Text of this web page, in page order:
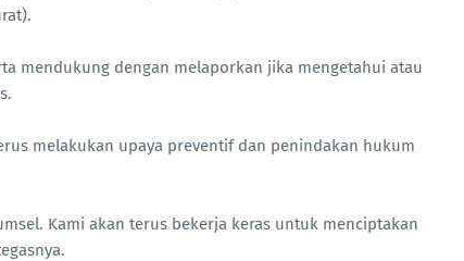
mendukung dengan melaporkan jika mengetahui atau
melakukan upaya preventif dan penindakan hukum
Kami akan terus bekerja keras untuk menciptakan